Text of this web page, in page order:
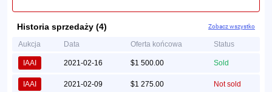
Historia sprzedaży (4) Zobacz wszystko
Aukcja Data Oferta końcowa Status
IAAI 2021-02-16 $1 500.00 Sold
IAAI 2021-02-09 $1 275.00 Not sold